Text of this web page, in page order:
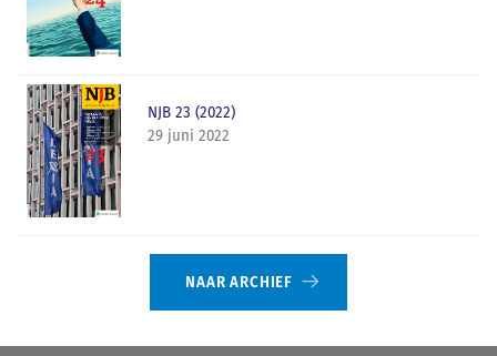
NJB 23 (2022)
29 juni 2022
NAAR ARCHIEF